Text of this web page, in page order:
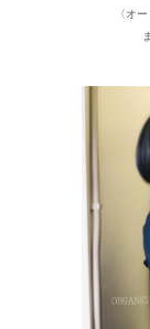
〈オ